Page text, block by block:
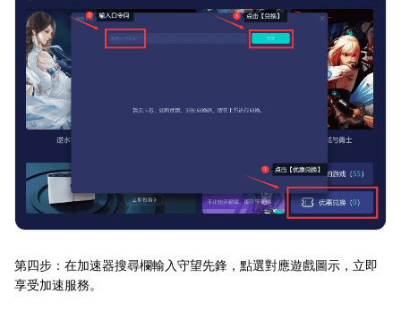
第四步：在加速器搜尋欄輸入守望先鋒，點選對應遊戲圖示，立即
享受加速服務。